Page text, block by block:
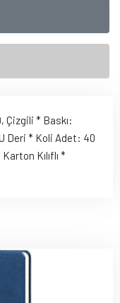
Çizgili * Baskı:
Deri * Koli Adet: 40
Kılıflı *